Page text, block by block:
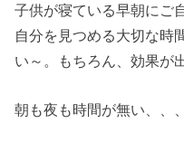
子供が寝ている早朝にご
自分を見つめる大切な時
い～。もちろん、効果が
朝も夜も時間が無い、、